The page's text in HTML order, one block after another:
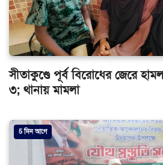
সীতাকুণ্ডে পূর্ব বিরোধের জেরে
৩; থানায় মামলা
5 দিন আগে